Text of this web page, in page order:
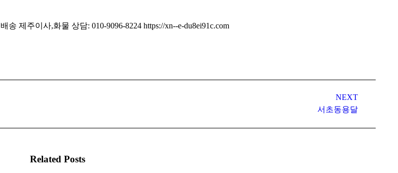
제주이사,화물 상담: 010-9096-8224 https://xn--e-du8ei91c.com
NEXT
서초동용달
Related Posts